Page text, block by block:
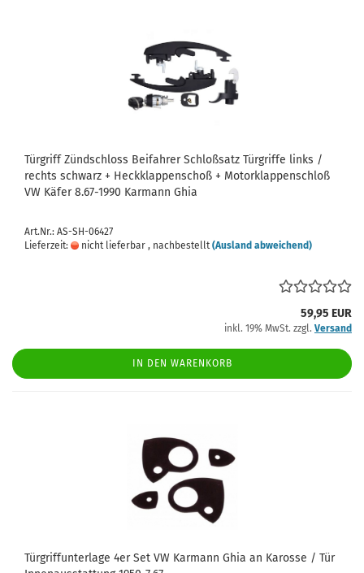
Türgriff Zündschloss Beifahrer Schloßsatz Türgriffe links /
rechts schwarz + Heckklappenschoß + Motorklappenschloß
VW Käfer 8.67-1990 Karmann Ghia
Art.Nr.: AS-SH-06427
Lieferzeit:
nicht lieferbar , nachbestellt (Ausland abweichend)
59,95 EUR
inkl. 19% MwSt. zzgl. Versand
IN DEN WARENKORB
Türgriffunterlage 4er Set VW Karmann Ghia an Karosse / Tür